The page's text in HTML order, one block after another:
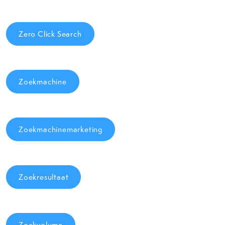
Zero Click Search
Zoekmachine
Zoekmachinemarketing
Zoekresultaat